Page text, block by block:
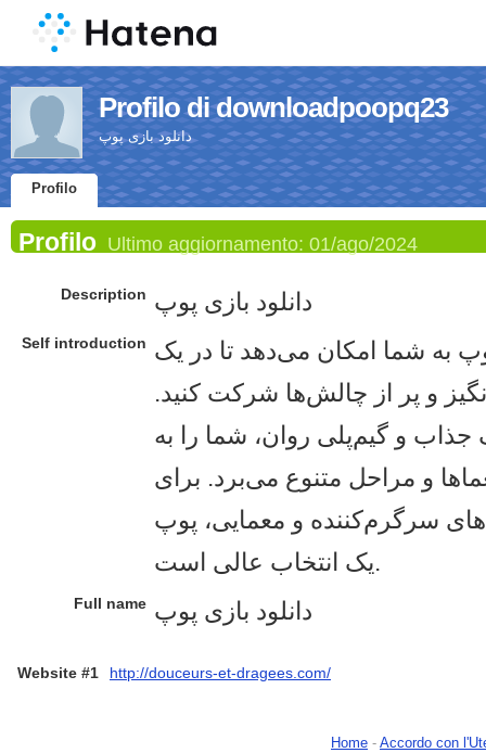
Profilo di downloadpoopq23
دانلود بازی پوپ
Profilo
Profilo Ultimo aggiornamento: 01/ago/2024
Description دانلود بازی پوپ
Self introduction به شما امکان می‌دهد تا در یک
و پر از چالش‌ها شرکت کنید.
جذاب و گیم‌پلی روان، شما را به
و مراحل متنوع می‌برد. برای
سرگرم‌کننده و معمایی، پوپ
یک انتخاب عالی است.
Full name دانلود بازی پوپ
Website #1 http://douceurs-et-dragees.com/
Home - Accordo con